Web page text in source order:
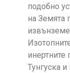
подобно
на Земята
инертните
Тунгуска